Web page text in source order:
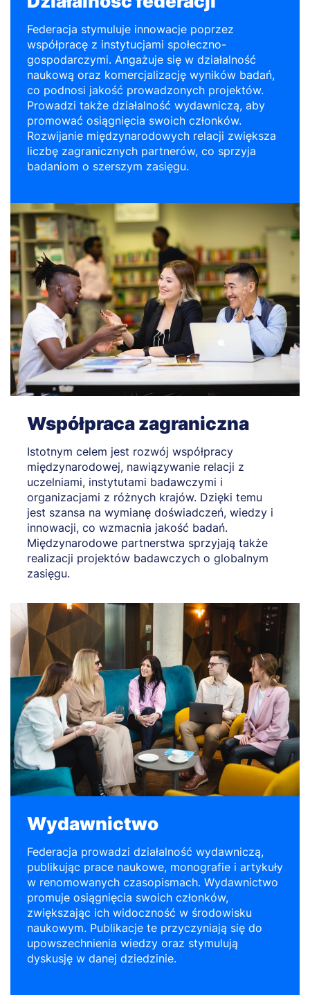
Federacja stymuluje innowacje poprzez
współpracę z instytucjami społeczno-
gospodarczymi. Angażuje się w działalność
naukową oraz komercjalizację wyników badań,
co podnosi jakość prowadzonych projektów.
Prowadzi także działalność wydawniczą, aby
promować osiągnięcia swoich członków.
Rozwijanie międzynarodowych relacji zwiększa
liczbę zagranicznych partnerów, co sprzyja
badaniom o szerszym zasięgu.
Współpraca zagraniczna
Istotnym celem jest rozwój współpracy
międzynarodowej, nawiązywanie relacji z
uczelniami, instytutami badawczymi i
organizacjami z różnych krajów. Dzięki temu
jest szansa na wymianę doświadczeń, wiedzy i
innowacji, co wzmacnia jakość badań.
Międzynarodowe partnerstwa sprzyjają także
realizacji projektów badawczych o globalnym
zasięgu.
Wydawnictwo
Federacja prowadzi działalność wydawniczą,
publikując prace naukowe, monografie i artykuły
w renomowanych czasopismach. Wydawnictwo
promuje osiągnięcia swoich członków,
zwiększając ich widoczność w środowisku
naukowym. Publikacje te przyczyniają się do
upowszechnienia wiedzy oraz stymulują
dyskusję w danej dziedzinie.